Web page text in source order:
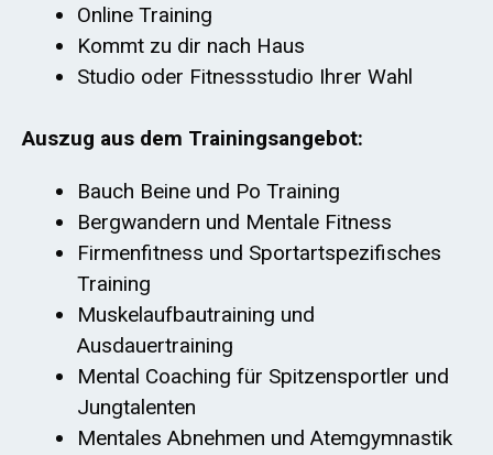
Online Training
Kommt zu dir nach Haus
Studio oder Fitnessstudio Ihrer Wahl
Auszug aus dem Trainingsangebot:
Bauch Beine und Po Training
Bergwandern und Mentale Fitness
Firmenfitness und Sportartspezifisches
Training
Muskelaufbautraining und
Ausdauertraining
Mental Coaching für Spitzensportler und
Jungtalenten
Mentales Abnehmen und Atemgymnastik